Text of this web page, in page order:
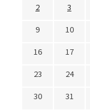
2
3
9
10
16
17
23
24
30
31